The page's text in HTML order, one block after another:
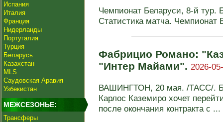
Испания
Италия
Франция
Нидерланды
Португалия
Турция
Беларусь
Казахстан
MLS
Саудовская Аравия
Узбекистан
МЕЖСЕЗОНЬЕ:
Трансферы
Чемпионат Беларуси, 8-й
Статистика матча. Чемпионат
Фабрицио Романо:
"Интер Майами". 2026-
ВАШИНГТОН, 20 мая. /ТАСС/.
Карлос Каземиро хочет
после окончания контракта с ...